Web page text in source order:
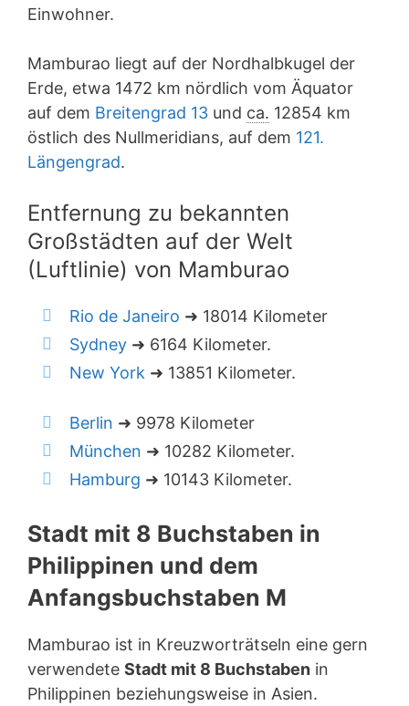
Einwohner.
Mamburao liegt auf der Nordhalbkugel der
Erde, etwa 1472 km nördlich vom Äquator
auf dem Breitengrad 13 und ca. 12854 km
östlich des Nullmeridians, auf dem 121.
Längengrad.
Entfernung zu bekannten
Großstädten auf der Welt
(Luftlinie) von Mamburao
Rio de Janeiro ➜ 18014 Kilometer
Sydney ➜ 6164 Kilometer.
New York ➜ 13851 Kilometer.
Berlin ➜ 9978 Kilometer
München ➜ 10282 Kilometer.
Hamburg ➜ 10143 Kilometer.
Stadt mit 8 Buchstaben in
Philippinen und dem
Anfangsbuchstaben M
Mamburao ist in Kreuzworträtseln eine gern
verwendete Stadt mit 8 Buchstaben in
Philippinen beziehungsweise in Asien.